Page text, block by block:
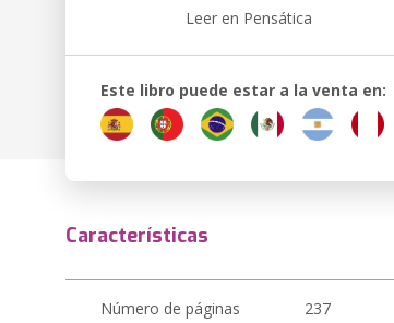
Leer en Pensática
Este libro puede estar a la venta en:
Características
Número de páginas 237